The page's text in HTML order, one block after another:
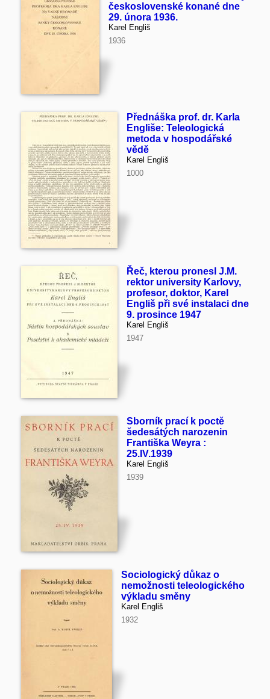
československé konané dne
29. února 1936.
Karel Engliš
1936
Přednáška prof. dr. Karla
Engliše: Teleologická
metoda v hospodářské
vědě
Karel Engliš
1000
Řeč, kterou pronesl J.M.
rektor university Karlovy,
profesor, doktor, Karel
Engliš při své instalaci dne
9. prosince 1947
Karel Engliš
1947
Sborník prací k poctě
šedesátých narozenin
Františka Weyra :
25.IV.1939
Karel Engliš
1939
Sociologický důkaz o
nemožnosti teleologického
výkladu směny
Karel Engliš
1932